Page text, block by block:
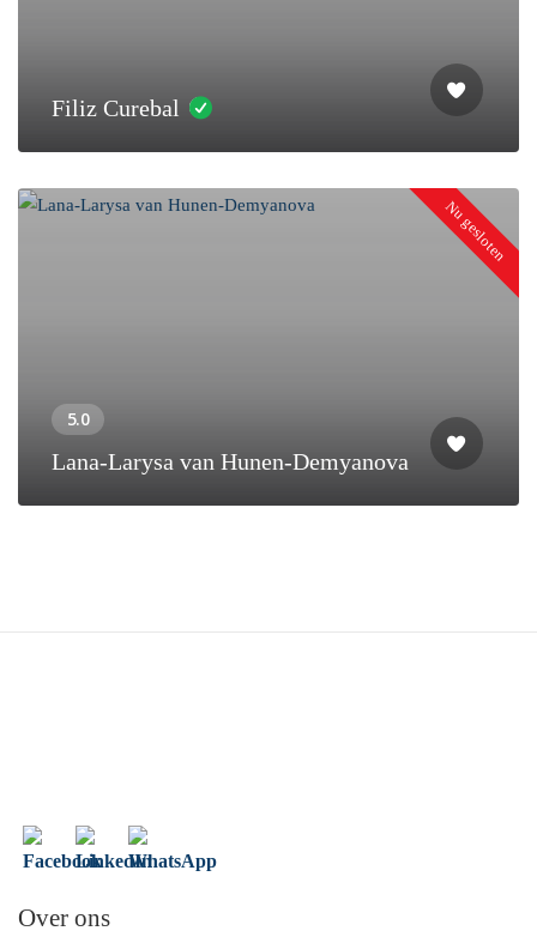
Filiz Curebal
Nu gesloten
Lana-Larysa van Hunen-Demyanova
Over ons